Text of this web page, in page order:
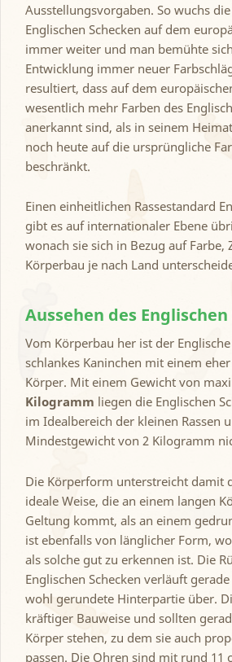
Ausstellungsvorgaben. So wuchs
Englischen Schecken auf dem
immer weiter und man bemühte
Entwicklung immer neuer
resultiert, dass auf dem
wesentlich mehr Farben des
anerkannt sind, als in seinem
noch heute auf die ursprüngliche
beschränkt.
Einen einheitlichen Rassestandard
gibt es auf internationaler Ebene
wonach sie sich in Bezug auf Farbe,
Körperbau je nach Land
Aussehen des Englischen
Vom Körperbau her ist der Englische
schlankes Kaninchen mit einem
Körper. Mit einem Gewicht von
Kilogramm liegen die Englischen
im Idealbereich der kleinen Rassen
Mindestgewicht von 2 Kilogramm
Die Körperform unterstreicht damit
ideale Weise, die an einem langen
Geltung kommt, als an einem
ist ebenfalls von länglicher Form,
als solche gut zu erkennen ist. Die
Englischen Schecken verläuft
wohl gerundete Hinterpartie über.
kräftiger Bauweise und sollten
Körper stehen, zu dem sie auch
passen. Die Ohren sind mit rund 11